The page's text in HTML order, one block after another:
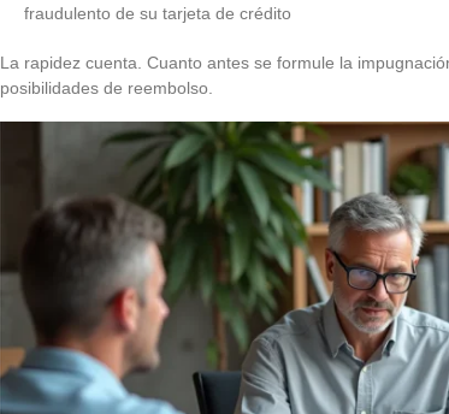
fraudulento de su tarjeta de crédito
La rapidez cuenta. Cuanto antes se formule la
posibilidades de reembolso.